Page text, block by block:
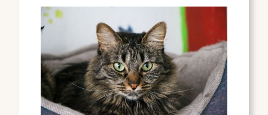
WAAROM
HET
POPULAIR
IN
DE
BEAUTYWERELD?